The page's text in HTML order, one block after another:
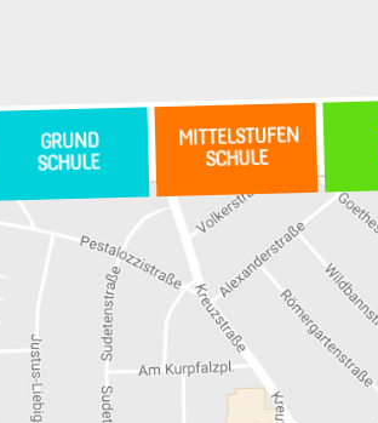
GRUND
SCHULE
MITTELSTUFEN
SCHULE